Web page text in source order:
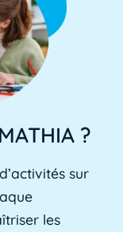
?
sur
les